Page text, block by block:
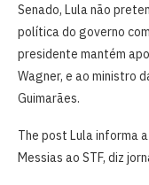
Senado, Lula não
política do governo
presidente mantém
Wagner, e ao ministro
Guimarães.
The post Lula informa
Messias ao STF, diz